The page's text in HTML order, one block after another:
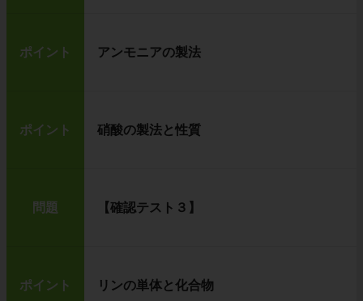
ポイント アンモニアの製法
ポイント 硝酸の製法と性質
問題 【確認テスト３】
ポイント リンの単体と化合物